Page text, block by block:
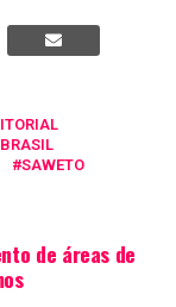
SAWETO
de áreas de